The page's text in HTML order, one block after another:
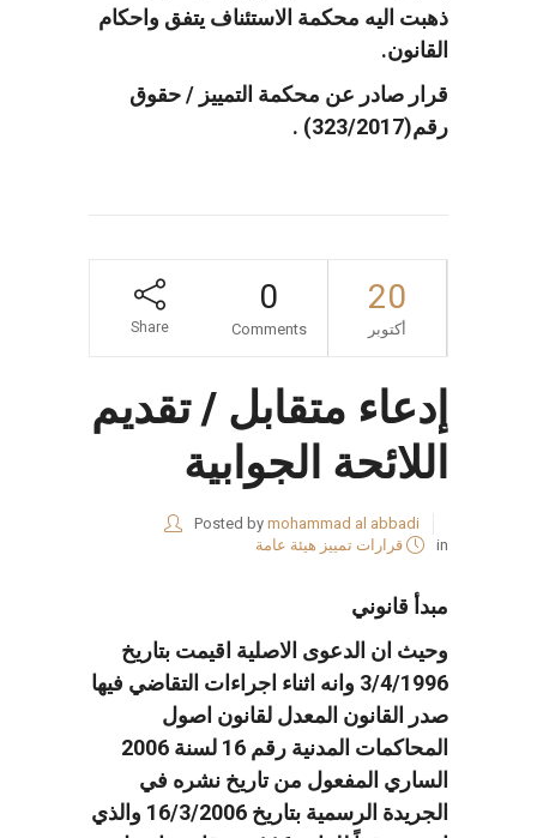
ذهبت اليه محكمة الاستئناف يتفق واحكام
القانون.
قرار صادر عن محكمة التمييز / حقوق
رقم(323/2017) .
20
أكتوبر
0
Comments
Share
إدعاء متقابل / تقديم
اللائحة الجوابية
Posted by mohammad al abbadi
in
قرارات تمييز هيئة عامة
مبدأ قانوني
وحيث ان الدعوى الاصلية اقيمت بتاريخ
3/4/1996 وانه اثناء اجراءات التقاضي فيها
صدر القانون المعدل لقانون اصول
المحاكمات المدنية رقم 16 لسنة 2006
الساري المفعول من تاريخ نشره في
الجريدة الرسمية بتاريخ 16/3/2006 والذي